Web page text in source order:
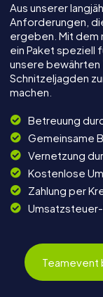
Aus unserer
Anforderungen,
ergeben. Mit dem
ein Paket speziell
unsere bewährten
Schnitzeljagden
machen.
Betreuung
Gemeinsame
Vernetzung
Kostenlose
Zahlung per
Teamevent